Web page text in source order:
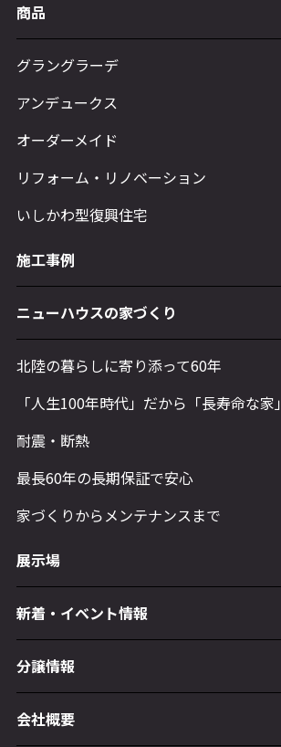
商品
グラングラーデ
アンデュークス
オーダーメイド
リフォーム・リノベーション
いしかわ型復興住宅
施工事例
ニューハウスの家づくり
北陸の暮らしに寄り添って60年
「人生100年時代」だから「長寿命な家」
耐震・断熱
最長60年の長期保証で安心
家づくりからメンテナンスまで
展示場
新着・イベント情報
分譲情報
会社概要